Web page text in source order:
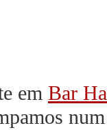
em Bar